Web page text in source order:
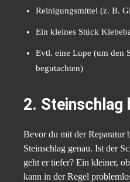
Reinigungsmittel (z. B.
Ein kleines Stück
Evtl. eine Lupe (um den
begutachten)
2. Steinschlag
Bevor du mit der Reparatur
Steinschlag genau. Ist der
geht er tiefer? Ein kleiner,
kann in der Regel